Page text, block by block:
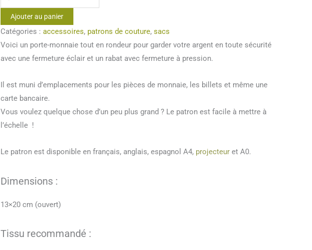
de
Porte-
monnaie
Modesto
Ajouter au panier
Catégories : accessoires, patrons de couture, sacs
Voici un porte-monnaie tout en rondeur pour garder votre argent en toute sécurité
avec une fermeture éclair et un rabat avec fermeture à pression.
Il est muni d’emplacements pour les pièces de monnaie, les billets et même une
carte bancaire.
Vous voulez quelque chose d’un peu plus grand ? Le patron est facile à mettre à
l’échelle !
Le patron est disponible en français, anglais, espagnol A4, projecteur et A0.
Dimensions :
13×20 cm (ouvert)
Tissu recommandé :